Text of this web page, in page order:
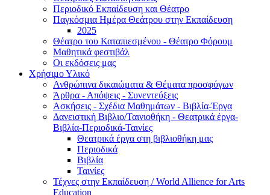
Περιοδικό Εκπαίδευση και Θέατρο
Παγκόσμια Ημέρα Θεάτρου στην Εκπαίδευση
2025
Θέατρο του Καταπιεσμένου - Θέατρο Φόρουμ
Μαθητικά φεστιβάλ
Οι εκδόσεις μας
Χρήσιμο Υλικό
Ανθρώπινα δικαιώματα & Θέματα προσφύγων
Άρθρα - Απόψεις - Συνεντεύξεις
Ασκήσεις - Σχέδια Μαθημάτων - Βιβλία-Έργα
Δανειστική Βιβλιο/Ταινιοθήκη - Θεατρικά έργα-
Βιβλία-Περιοδικά-Ταινίες
Θεατρικά έργα στη βιβλιοθήκη μας
Περιοδικά
Βιβλία
Ταινίες
Τέχνες στην Εκπαίδευση / World Allience for Arts
Education